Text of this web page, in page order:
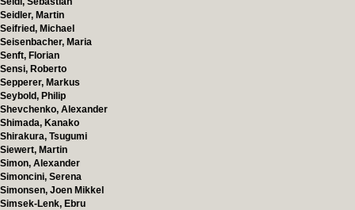
Seidler, Martin
Seifried, Michael
Seisenbacher, Maria
Senft, Florian
Sensi, Roberto
Sepperer, Markus
Seybold, Philip
Shevchenko, Alexander
Shimada, Kanako
Shirakura, Tsugumi
Siewert, Martin
Simon, Alexander
Simoncini, Serena
Simonsen, Joen Mikkel
Simsek-Lenk, Ebru